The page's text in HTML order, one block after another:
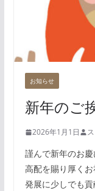
お知らせ
新年のご
2026年1月1日
謹んで新年のお
高配を賜り厚く
発展に少しでも